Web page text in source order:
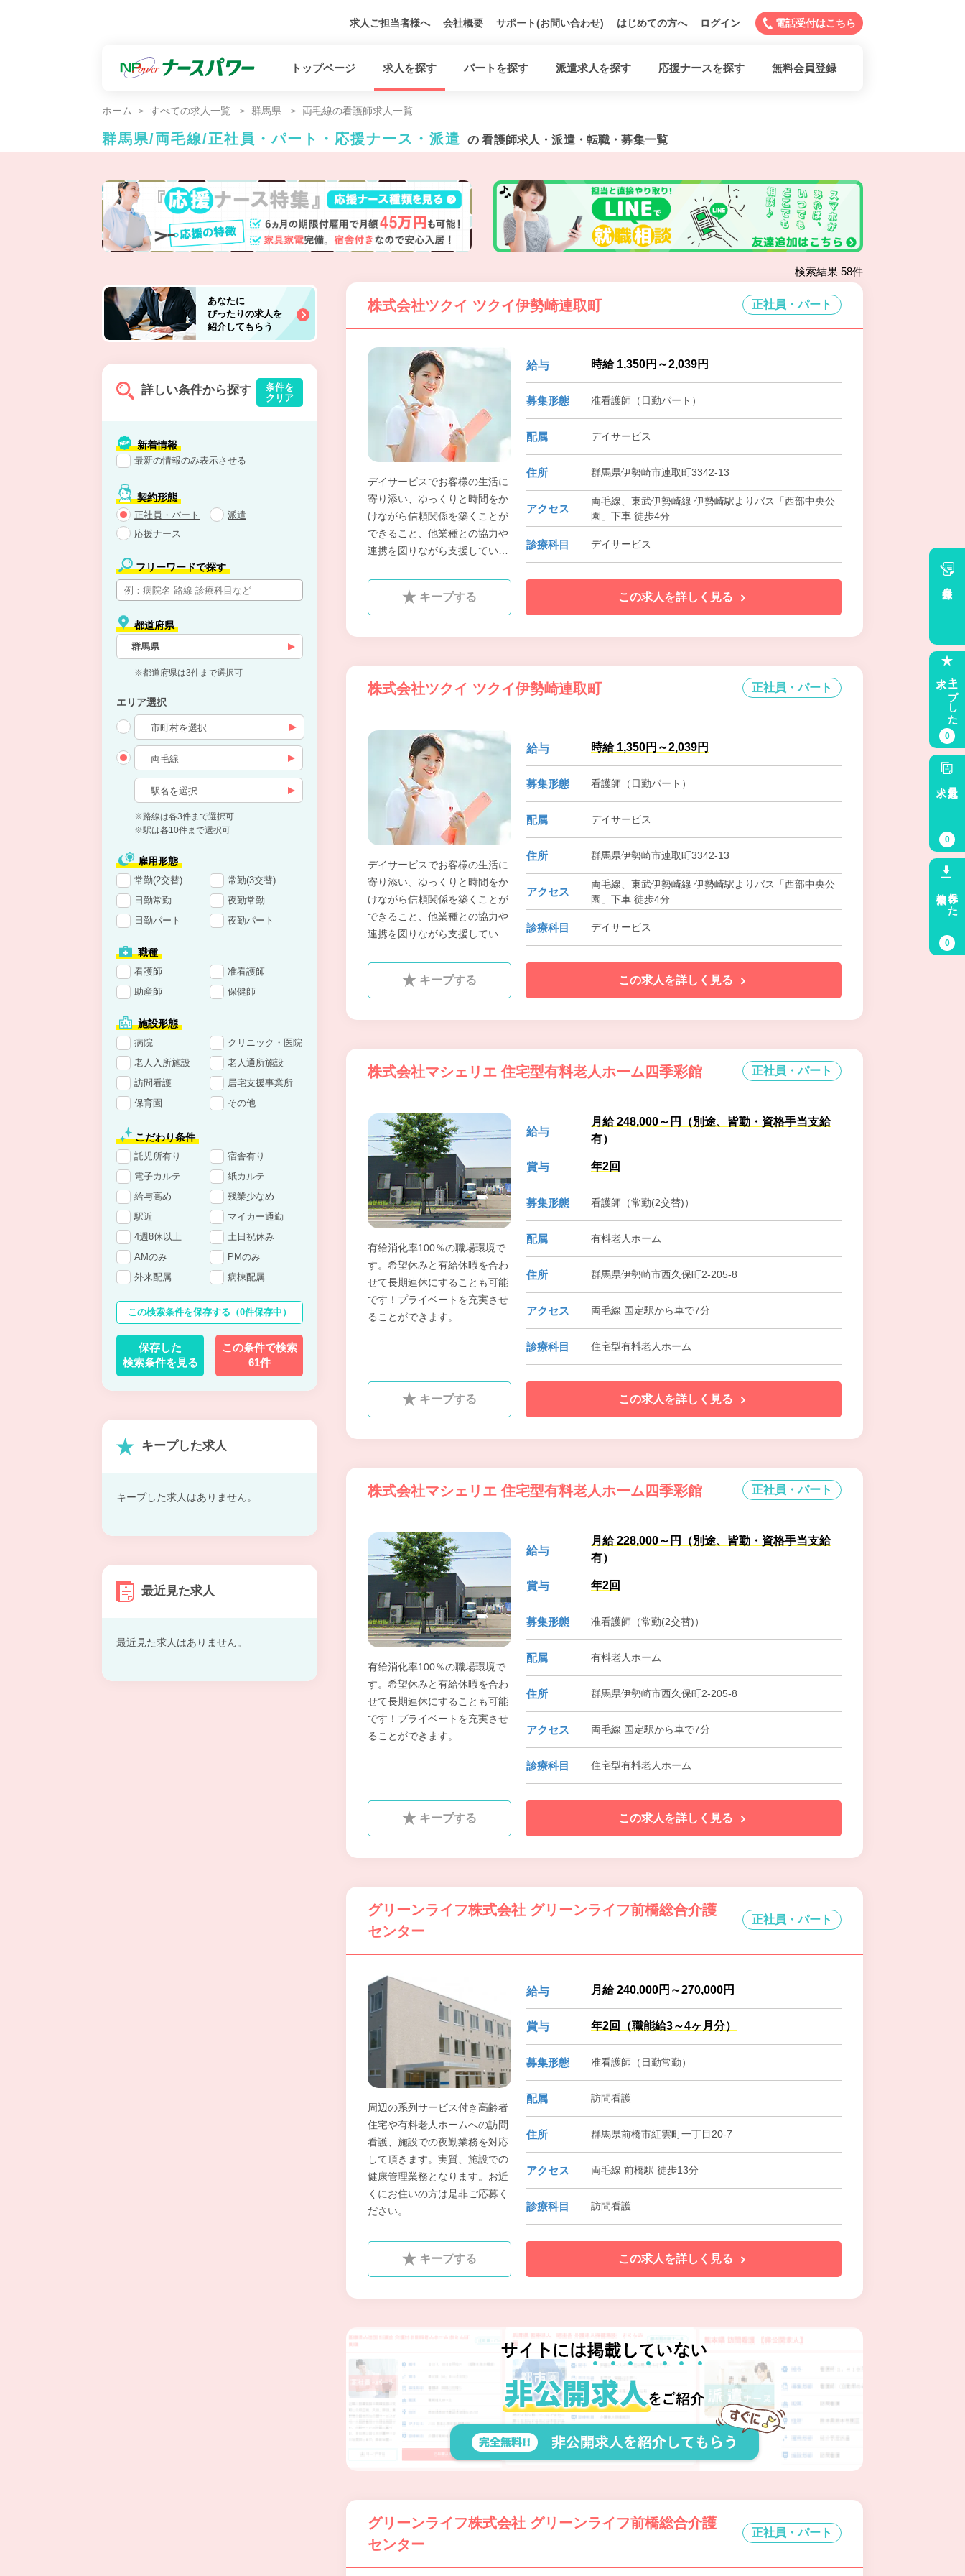
求人ご担当者様へ 会社概要 サポート(お問い合わせ) はじめての方へ ログイン 電話受付はこちら
トップページ 求人を探す パートを探す 派遣求人を探す 応援ナースを探す 無料会員登録
ホーム すべての求人一覧 群馬県 両毛線の看護師求人一覧
群馬県/両毛線/正社員・パート・応援ナース・派遣 の 看護師求人・派遣・転職・募集一覧
検索結果 58件
株式会社ツクイ ツクイ伊勢崎連取町 正社員・パート
デイサービスでお客様の生活に
寄り添い、ゆっくりと時間をか
けながら信頼関係を築くことが
できること、他業種との協力や
連携を図りながら支援していけ
感謝の言葉を直接いただけるこ
とがやりがいにも繋がります。
ンスに合わせた働き方ができま
給与 時給 1,350円～2,039円
募集形態 准看護師（日勤パート）
配属 デイサービス
住所 群馬県伊勢崎市連取町3342‐13
アクセス
両毛線、東武伊勢崎線 伊勢崎駅よりバス「西部中央公
園」下車 徒歩4分
診療科目 デイサービス
キープする この求人を詳しく見る
株式会社ツクイ ツクイ伊勢崎連取町 正社員・パート
デイサービスでお客様の生活に
寄り添い、ゆっくりと時間をか
けながら信頼関係を築くことが
できること、他業種との協力や
連携を図りながら支援していけ
感謝の言葉を直接いただけるこ
とがやりがいにも繋がります。
ンスに合わせた働き方ができま
給与 時給 1,350円～2,039円
募集形態 看護師（日勤パート）
配属 デイサービス
住所 群馬県伊勢崎市連取町3342‐13
アクセス
両毛線、東武伊勢崎線 伊勢崎駅よりバス「西部中央公
園」下車 徒歩4分
診療科目 デイサービス
キープする この求人を詳しく見る
株式会社マシェリエ 住宅型有料老人ホーム四季彩館 正社員・パート
有給消化率100％の職場環境で
す。希望休みと有給休暇を合わ
せて長期連休にすることも可能
です！プライベートを充実させ
ることができます。
給与
月給 248,000～円（別途、皆勤・資格手当支給
有）
賞与 年2回
募集形態 看護師（常勤(2交替)）
配属 有料老人ホーム
住所 群馬県伊勢崎市西久保町2-205-8
アクセス 両毛線 国定駅から車で7分
診療科目 住宅型有料老人ホーム
キープする この求人を詳しく見る
株式会社マシェリエ 住宅型有料老人ホーム四季彩館 正社員・パート
有給消化率100％の職場環境で
す。希望休みと有給休暇を合わ
せて長期連休にすることも可能
です！プライベートを充実させ
ることができます。
給与
月給 228,000～円（別途、皆勤・資格手当支給
有）
賞与 年2回
募集形態 准看護師（常勤(2交替)）
配属 有料老人ホーム
住所 群馬県伊勢崎市西久保町2-205-8
アクセス 両毛線 国定駅から車で7分
診療科目 住宅型有料老人ホーム
キープする この求人を詳しく見る
グリーンライフ株式会社 グリーンライフ前橋総合介護
センター
正社員・パート
周辺の系列サービス付き高齢者
住宅や有料老人ホームへの訪問
看護、施設での夜勤業務を対応
して頂きます。実質、施設での
健康管理業務となります。お近
くにお住いの方は是非ご応募く
ださい。
給与 月給 240,000円～270,000円
賞与 年2回（職能給3～4ヶ月分）
募集形態 准看護師（日勤常勤）
配属 訪問看護
住所 群馬県前橋市紅雲町一丁目20-7
アクセス 両毛線 前橋駅 徒歩13分
診療科目 訪問看護
キープする この求人を詳しく見る
グリーンライフ株式会社 グリーンライフ前橋総合介護
センター
正社員・パート
あなたに
ぴったりの求人を
紹介してもらう
詳しい条件から探す
条件を
クリア
新着情報
最新の情報のみ表示させる
契約形態
正社員・パート
派遣
応援ナース
フリーワードで探す
都道府県
群馬県
※都道府県は3件まで選択可
エリア選択
※路線は各3件まで選択可
※駅は各10件まで選択可
雇用形態
常勤(2交替)
常勤(3交替)
日勤常勤
夜勤常勤
日勤パート
夜勤パート
職種
看護師
准看護師
助産師
保健師
施設形態
病院
クリニック・医院
老人入所施設
老人通所施設
訪問看護
居宅支援事業所
保育園
その他
こだわり条件
託児所有り
宿舎有り
電子カルテ
紙カルテ
給与高め
残業少なめ
駅近
マイカー通勤
4週8休以上
土日祝休み
AMのみ
PMのみ
外来配属
病棟配属
この検索条件を保存する （0件保存中）
保存した
検索条件を見る
この条件で検索
61件
キープした求人
キープした求人はありません。
最近見た求人
最近見た求人はありません。
キープした
0
最近見た
0
保存した
0